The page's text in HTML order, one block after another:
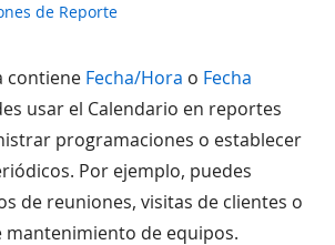
de Reporte
contiene Fecha/Hora o Fecha
usar el Calendario en reportes
programaciones o establecer
Por ejemplo, puedes
de reuniones, visitas de clientes o
de equipos.